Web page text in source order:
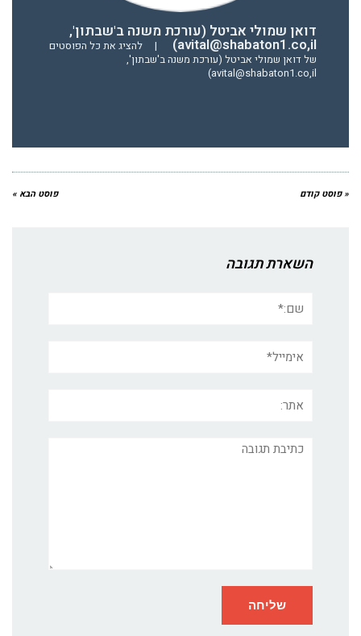
דואן שמולי אביטל (עורכת משנה ב'שבתון',
avital@shabaton1.co,il)
|
להציג את כל הפוסטים
של דואן שמולי אביטל (עורכת משנה ב'שבתון',
avital@shabaton1.co,il)
« פוסט קודם פוסט הבא »
השארת תגובה
תגובה